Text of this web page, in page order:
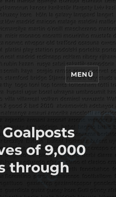
MENÜ
of 9,000
through